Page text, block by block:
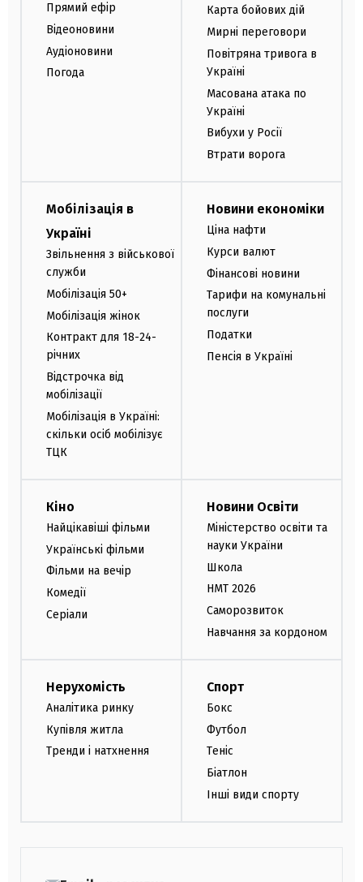
Прямий ефір
Відеоновини
Аудіоновини
Погода
Карта бойових дій
Мирні переговори
Повітряна тривога в
Україні
Масована атака по
Україні
Вибухи у Росії
Втрати ворога
Мобілізація в
Україні
Звільнення з військової
служби
Мобілізація 50+
Мобілізація жінок
Контракт для 18-24-
річних
Відстрочка від
мобілізації
Мобілізація в Україні:
скільки осіб мобілізує
ТЦК
Новини економіки
Ціна нафти
Курси валют
Фінансові новини
Тарифи на комунальні
послуги
Податки
Пенсія в Україні
Кіно
Найцікавіші фільми
Українські фільми
Фільми на вечір
Комедії
Серіали
Новини Освіти
Міністерство освіти та
науки України
Школа
НМТ 2026
Саморозвиток
Навчання за кордоном
Нерухомість
Аналітика ринку
Купівля житла
Тренди і натхнення
Спорт
Бокс
Футбол
Теніс
Біатлон
Інші види спорту